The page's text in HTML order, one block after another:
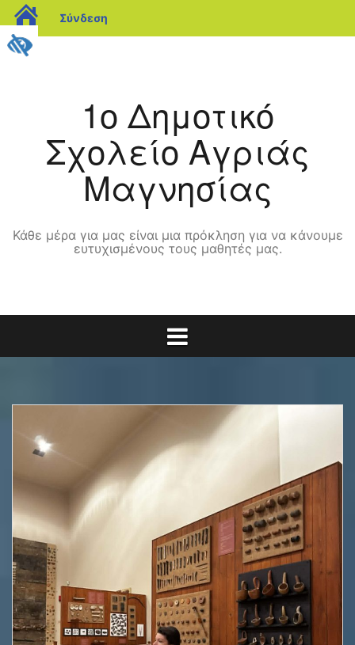
blogs.sch.gr
Σύνδεση
Μετάβαση
1o Δημοτικό
Σχολείο Αγριάς
Μαγνησίας
Κάθε μέρα για μας είναι μια πρόκληση για να κάνουμε
ευτυχισμένους τους μαθητές μας.